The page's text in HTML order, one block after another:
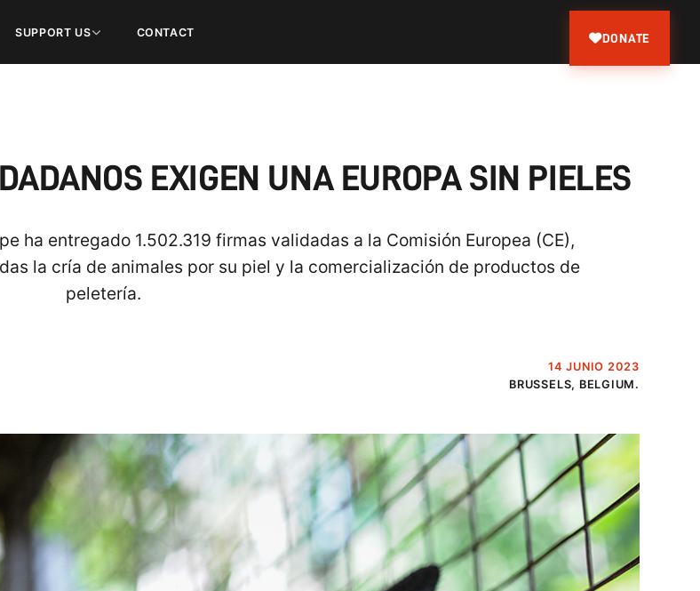
SUPPORT US CONTACT DONATE
EXIGEN UNA EUROPA SIN PIELES
ha entregado 1.502.319 firmas validadas a la Comisión Europea (CE),
la cría de animales por su piel y la comercialización de productos de
peletería.
14 JUNIO 2023
BRUSSELS, BELGIUM.